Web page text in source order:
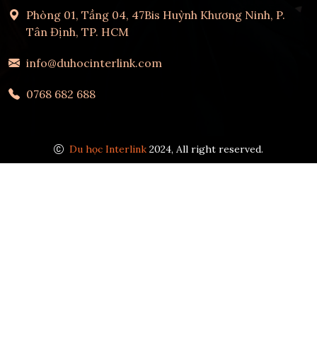
Phòng 01, Tầng 04, 47Bis Huỳnh Khương Ninh, P.
Tân Định, TP. HCM
info@duhocinterlink.com
0768 682 688
Du học Interlink 2024, All right reserved.